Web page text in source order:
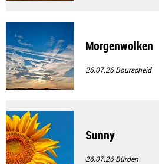
Morgenwolken
26.07.26Bourscheid
Sunny
26.07.26Bürden